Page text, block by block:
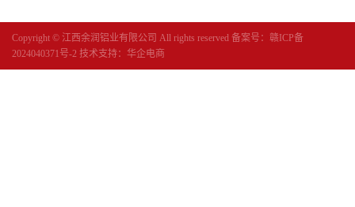
Copyright © 江西余润铝业有限公司 All rights reserved 备案号： 赣ICP备
2024040371号-2 技术支持： 华企电商